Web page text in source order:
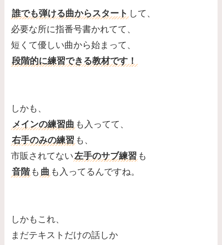
誰でも弾ける曲からスタート して、
必要な所に指番号書かれてて、
短くて優しい曲から始まって、
段階的に練習できる教材です！
しかも、
メインの練習曲 も入ってて、
右手のみの練習 も、
市販されてない左手のサブ練習 も
音階 も 曲 も入ってるんですね。
しかもこれ、
まだテキストだけの話しか